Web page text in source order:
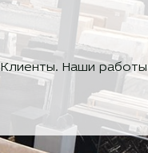
Клиенты. Наши работы